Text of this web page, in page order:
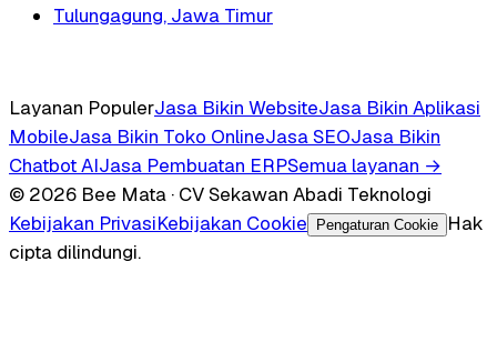
Tulungagung, Jawa Timur
Layanan PopulerJasa Bikin WebsiteJasa Bikin Aplikasi
MobileJasa Bikin Toko OnlineJasa SEOJasa Bikin
Chatbot AIJasa Pembuatan ERPSemua layanan →
© 2026 Bee Mata · CV Sekawan Abadi Teknologi
Kebijakan PrivasiKebijakan Cookie Pengaturan Cookie
Hak
cipta dilindungi.